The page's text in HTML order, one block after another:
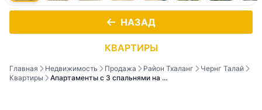
НАЗАД
КВАРТИРЫ
Главная Недвижимость Продажа Район Тхаланг
Чернг Талай
Квартиры
Апартаменты с 3 спальнями на …